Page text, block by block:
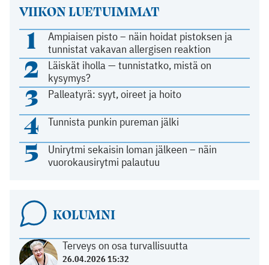
VIIKON LUETUIMMAT
1
Ampiaisen pisto – näin hoidat pistoksen ja
tunnistat vakavan allergisen reaktion
2
Läiskät iholla — tunnistatko, mistä on
kysymys?
3 Palleatyrä: syyt, oireet ja hoito
4 Tunnista punkin pureman jälki
5
Unirytmi sekaisin loman jälkeen – näin
vuorokausirytmi palautuu
KOLUMNI
Terveys on osa turvallisuutta
26.04.2026 15:32